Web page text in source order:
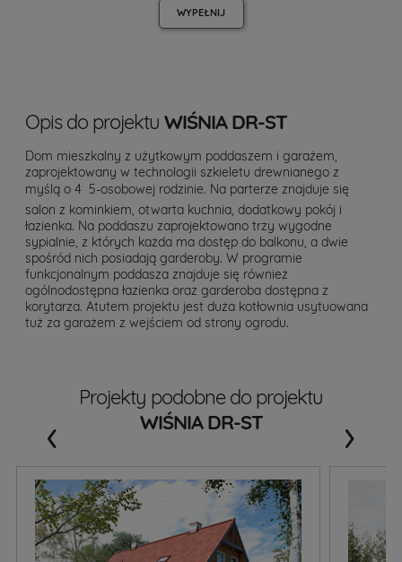
WYPEŁNIJ
Opis do projektu WIŚNIA DR-ST
Dom mieszkalny z użytkowym poddaszem i garażem,
zaprojektowany w technologii szkieletu drewnianego z
myślą o 4  5-osobowej rodzinie. Na parterze znajduje się
salon z kominkiem, otwarta kuchnia, dodatkowy pokój i
łazienka. Na poddaszu zaprojektowano trzy wygodne
sypialnie, z których każda ma dostęp do balkonu, a dwie
spośród nich posiadają garderoby. W programie
funkcjonalnym poddasza znajduje się również
ogólnodostępna łazienka oraz garderoba dostępna z
korytarza. Atutem projektu jest duża kotłownia usytuowana
tuż za garażem z wejściem od strony ogrodu.
Projekty podobne do projektu
WIŚNIA DR-ST
‹ ›